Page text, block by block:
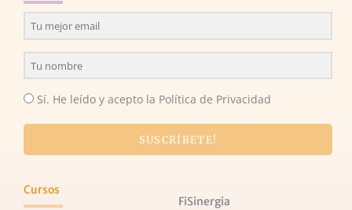
Sí. He leído y acepto la Política de Privacidad
SUSCRÍBETE!
Cursos
FiSinergia